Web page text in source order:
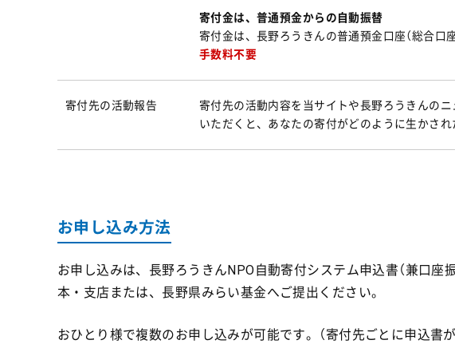
寄付金は、普通預金からの自動振替
寄付金は、長野ろうきんの普通預金口座（総合口
手数料不要
寄付先の活動報告
寄付先の活動内容を当サイトや長野ろうきんの
いただくと、あなたの寄付がどのように生かされ
お申し込み方法
お申し込みは、長野ろうきんNPO自動寄付システム申込書（兼口座
本・支店または、長野県みらい基金へご提出ください。
おひとり様で複数のお申し込みが可能です。（寄付先ごとに申込書が